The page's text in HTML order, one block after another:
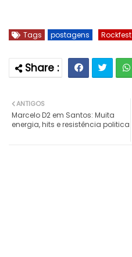
Tags postagens Rockfest
ANTIGOS
Marcelo D2 em Santos: Muita
energia, hits e resistência politica